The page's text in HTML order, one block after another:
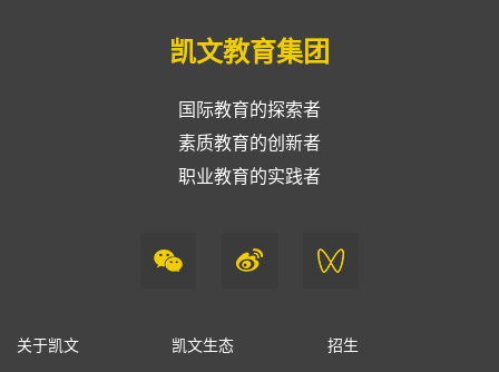
凯文教育集团
国际教育的探索者
素质教育的创新者
职业教育的实践者
关于凯文 凯文生态 招生